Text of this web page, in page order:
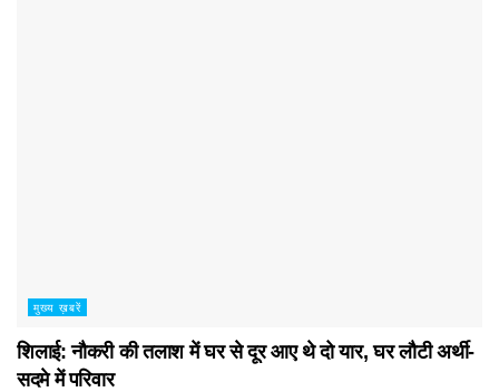
मुख्य ख़बरें
शिलाई: नौकरी की तलाश में घर से दूर आए थे दो यार, घर लौटी अर्थी-
सदमे में परिवार